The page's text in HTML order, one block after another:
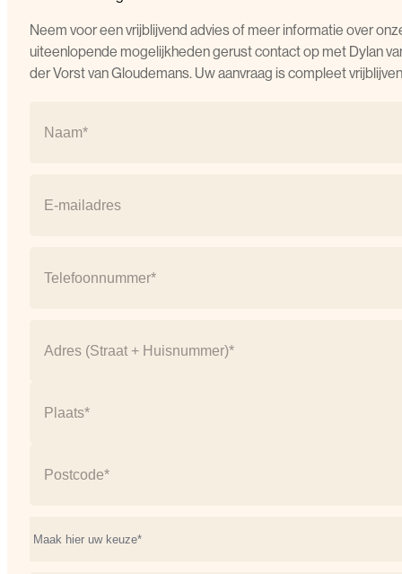
Neem voor een vrijblijvend advies of meer informatie over
uiteenlopende mogelijkheden gerust contact op met Dylan
der Vorst van Gloudemans. Uw aanvraag is compleet
mail (Vereist)
(Vereist)